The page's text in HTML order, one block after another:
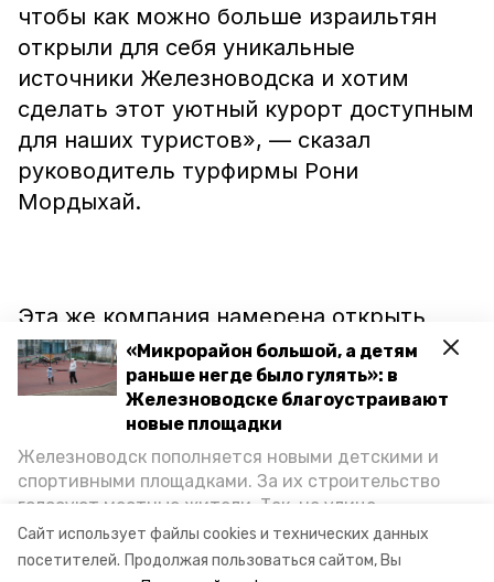
Сайт использует файлы cookies и технических данных
посетителей. Продолжая пользоваться сайтом, Вы
«Микрорайон большой, а детям
раньше негде было гулять»: в
Железноводске благоустраивают
новые площадки
Железноводск пополняется новыми детскими и
спортивными площадками. За их строительство
голосуют местные жители. Так, на улице
Октябрьской уже появилось современное
пространство для отдыха, а в Иноземцеве
чтобы как можно больше израильтян
открыли для себя уникальные
источники Железноводска и хотим
сделать этот уютный курорт доступным
для наших туристов», — сказал
руководитель турфирмы Рони
Мордыхай.
Эта же компания намерена открыть
специализированный рейс на КМВ.
Кстати, в городе как раззавершается
реконструкция Лермонтовского
терренкура. Он стал первым в России
туристическим объектом, обновлённым
за счёт курортного сбора. Работы
обошлись в 28 миллионов рублей.